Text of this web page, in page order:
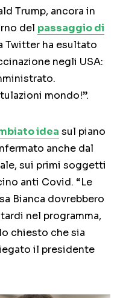
Trump, ancora in
del passaggio di
Twitter ha esultato
negli USA:
mondo!”.
idea sul piano
anche dal
sui primi soggetti
anti Covid. “Le
Bianca dovrebbero
nel programma,
chiesto che sia
il presidente